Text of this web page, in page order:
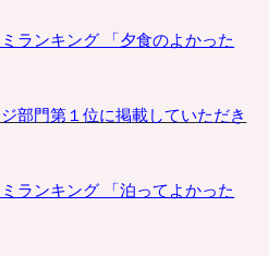
ランキング 「夕食のよかった
部門第１位に掲載していただき
ランキング 「泊ってよかった